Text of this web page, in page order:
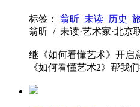
标签： 翁昕 未读 历史
翁昕 / 未读·艺术家·北京
继《如何看懂艺术》开启
《如何看懂艺术2》帮我